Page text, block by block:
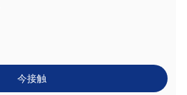
今接触